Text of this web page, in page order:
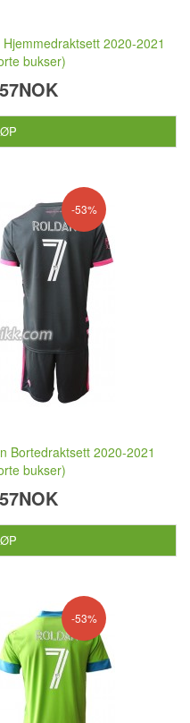
2020-2021
bukser)
-53%
Bortedraktsett 2020-2021
bukser)
-53%